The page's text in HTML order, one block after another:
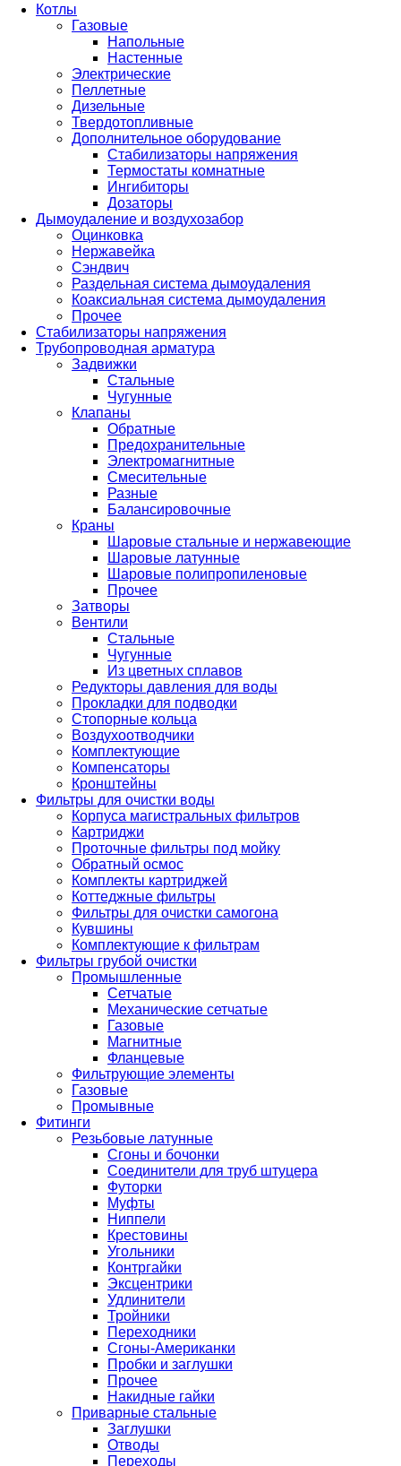
Котлы
Газовые
Напольные
Настенные
Электрические
Пеллетные
Дизельные
Твердотопливные
Дополнительное оборудование
Стабилизаторы напряжения
Термостаты комнатные
Ингибиторы
Дозаторы
Дымоудаление и воздухозабор
Оцинковка
Нержавейка
Сэндвич
Раздельная система дымоудаления
Коаксиальная система дымоудаления
Прочее
Стабилизаторы напряжения
Трубопроводная арматура
Задвижки
Стальные
Чугунные
Клапаны
Обратные
Предохранительные
Электромагнитные
Смесительные
Разные
Балансировочные
Краны
Шаровые стальные и нержавеющие
Шаровые латунные
Шаровые полипропиленовые
Прочее
Затворы
Вентили
Стальные
Чугунные
Из цветных сплавов
Редукторы давления для воды
Прокладки для подводки
Стопорные кольца
Воздухоотводчики
Комплектующие
Компенсаторы
Кронштейны
Фильтры для очистки воды
Корпуса магистральных фильтров
Картриджи
Проточные фильтры под мойку
Обратный осмос
Комплекты картриджей
Коттеджные фильтры
Фильтры для очистки самогона
Кувшины
Комплектующие к фильтрам
Фильтры грубой очистки
Промышленные
Сетчатые
Механические сетчатые
Газовые
Магнитные
Фланцевые
Фильтрующие элементы
Газовые
Промывные
Фитинги
Резьбовые латунные
Сгоны и бочонки
Соединители для труб штуцера
Футорки
Муфты
Ниппели
Крестовины
Угольники
Контргайки
Эксцентрики
Удлинители
Тройники
Переходники
Сгоны-Американки
Пробки и заглушки
Прочее
Накидные гайки
Приварные стальные
Заглушки
Отводы
Переходы